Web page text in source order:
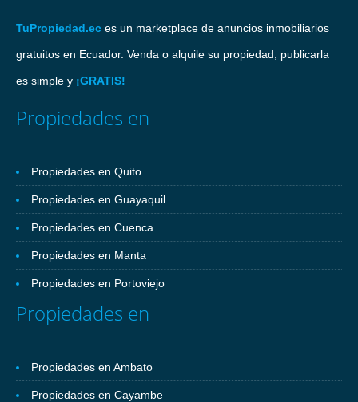
TuPropiedad.ec es un marketplace de anuncios inmobiliarios
gratuitos en Ecuador. Venda o alquile su propiedad, publicarla
es simple y ¡GRATIS!
Propiedades en
Propiedades en Quito
Propiedades en Guayaquil
Propiedades en Cuenca
Propiedades en Manta
Propiedades en Portoviejo
Propiedades en
Propiedades en Ambato
Propiedades en Cayambe